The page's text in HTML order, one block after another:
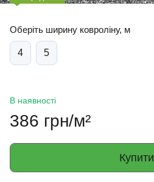
Оберіть ширину ковроліну, м
4 5
В наявності
386 грн/м²
Купити